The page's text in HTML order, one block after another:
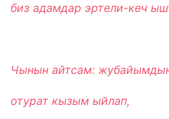
биз адамдар эртели-кеч
Чынын айтсам:
отурат кызым ыйлап,